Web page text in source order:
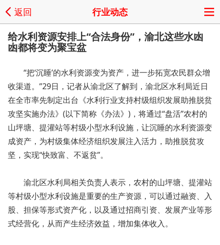
返回 行业动态
给水利资源安排上“合法身份”，渝北这些水凼
凼都将变为聚宝盆
“把‘沉睡’的水利资源变为资产，进一步拓宽农民群众增
收渠道。”29日，记者从渝北区了解到，渝北区水利局近日
在全市率先制定出台《水利行业支持村级组织发展助推脱贫
攻坚实施办法》(以下简称《办法》)，将通过“盘活”农村的
山坪塘、提灌站等村级小型水利设施，让沉睡的水利资源变
成资产，为村级集体经济组织发展注入活力，助推脱贫攻
坚，实现“快致富、不返贫”。
渝北区水利局相关负责人表示，农村的山坪塘、提灌站
等村级小型水利设施是重要的生产资源，可以通过融资、入
股、担保等形式资产化，以及通过招商引资、发展产业等形
式经营化，从而产生经济效益，增加集体收入。